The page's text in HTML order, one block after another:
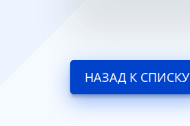
НАЗАД К СПИСКУ